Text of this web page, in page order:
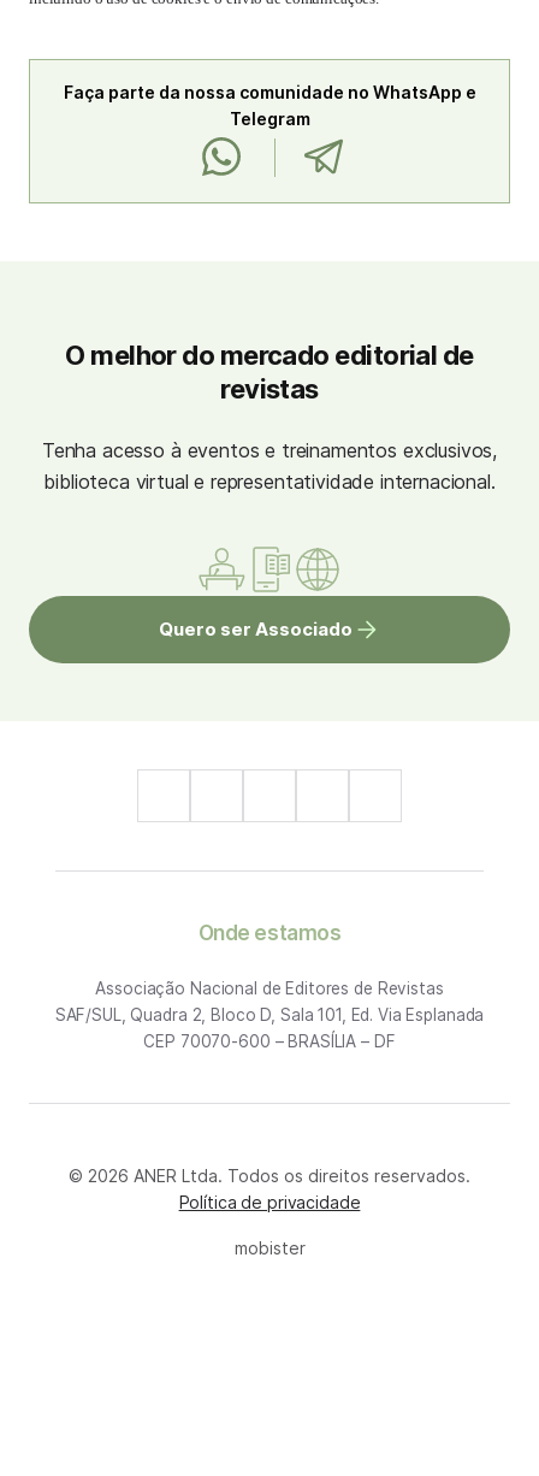
Faça parte da nossa comunidade no WhatsApp e
Telegram
O melhor do mercado editorial de
revistas
Tenha acesso à eventos e treinamentos exclusivos,
biblioteca virtual e representatividade internacional.
Quero ser Associado
Onde estamos
Associação Nacional de Editores de Revistas
SAF/SUL, Quadra 2, Bloco D, Sala 101, Ed. Via Esplanada
CEP 70070-600 – BRASÍLIA – DF
© 2026 ANER Ltda. Todos os direitos reservados.
Política de privacidade
mobister